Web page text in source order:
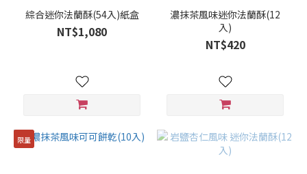
綜合迷你法蘭酥(54入)紙盒
NT$1,080
濃抹茶風味迷你法蘭酥(12
入)
NT$420
限量